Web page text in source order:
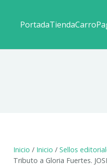
PortadaTiendaCarro
Inicio / Inicio / Sellos
Tributo a Gloria Fuertes.